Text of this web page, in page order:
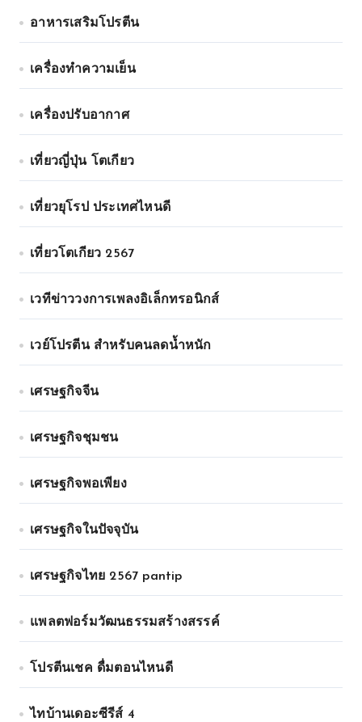
อาหารเสริมโปรตีน
เครื่องทำความเย็น
เครื่องปรับอากาศ
เที่ยวญี่ปุ่น โตเกียว
เที่ยวยุโรป ประเทศไหนดี
เที่ยวโตเกียว 2567
เวทีข่าววงการเพลงอิเล็กทรอนิกส์
เวย์โปรตีน สำหรับคนลดน้ำหนัก
เศรษฐกิจจีน
เศรษฐกิจชุมชน
เศรษฐกิจพอเพียง
เศรษฐกิจในปัจจุบัน
เศรษฐกิจไทย 2567 pantip
แพลตฟอร์มวัฒนธรรมสร้างสรรค์
โปรตีนเชค ดื่มตอนไหนดี
ไทบ้านเดอะซีรีส์ 4